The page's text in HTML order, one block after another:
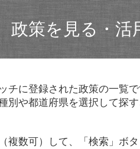
政策を見る・活
チに登録された政策の一覧で
別や都道府県を選択して探す
複数可）して、「検索」ボタ